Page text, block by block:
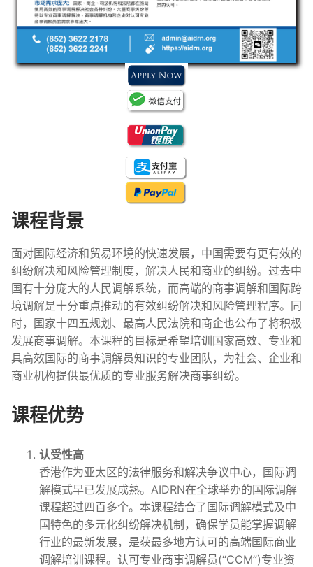
课程背景
面对国际经济和贸易环境的快速发展，中国需要有更有效的
纠纷解决和风险管理制度，解决人民和商业的纠纷。过去中
国有十分庞大的人民调解系统，而高端的商事调解和国际跨
境调解是十分重点推动的有效纠纷解决和风险管理程序。同
时，国家十四五规划、最高人民法院和商企也公布了将积极
发展商事调解。本课程的目标是希望培训国家高效、专业和
具高效国际的商事调解员知识的专业团队，为社会、企业和
商业机构提供最优质的专业服务解决商事纠纷。
课程优势
认受性高
香港作为亚太区的法律服务和解决争议中心，国际调
解模式早已发展成熟。AIDRN在全球举办的国际调解
课程超过四百多个。本课程结合了国际调解模式及中
国特色的多元化纠纷解决机制，确保学员能掌握调解
行业的最新发展，是获最多地方认可的高端国际商业
调解培训课程。认可专业商事调解员(“CCM”)专业资